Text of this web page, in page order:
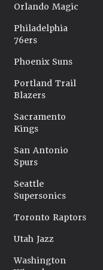
Orlando Magic
Philadelphia
76ers
Phoenix Suns
Portland Trail
Blazers
Sacramento
Kings
San Antonio
Spurs
Seattle
Supersonics
Toronto Raptors
Utah Jazz
Washington